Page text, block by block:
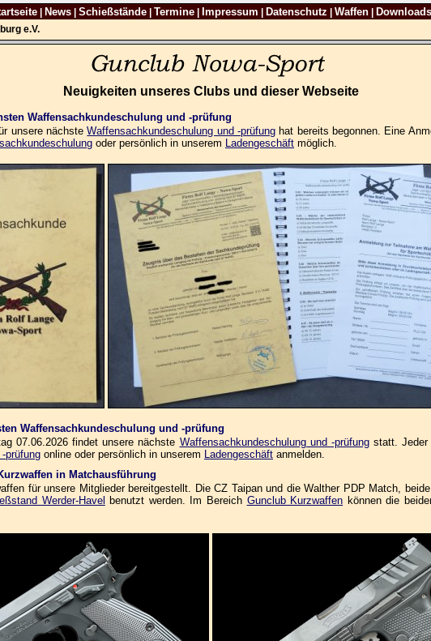
| News| Schießstände| Termine| Impressum Datenschutz Waffen| Downloads
e.V.
Neuigkeiten unseres Clubs und dieser Webseite
Waffensachkundeschulung und -prüfung
unsere nächsteWaffensachkundeschulung und -prüfung hat bereits begonnen. Eine
oder persönlich in unserem Ladengeschäft möglich.
Waffensachkundeschulung und -prüfung
07.06.2026 findet unsere nächste Waffensachkundeschulung und -prüfungstatt. Jeder
prüfung online oder persönlich in unserem Ladengeschäft anmelden.
in Matchausführung
für unsere Mitglieder bereitgestellt. Die CZ Taipan und die Walther PDP Match,
Werder-Havel benutzt werden. Im Bereich Gunclub Kurzwaffen können die